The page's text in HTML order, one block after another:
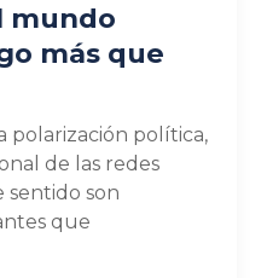
mundo
más que
polarización política,
de las redes
sentido son
que